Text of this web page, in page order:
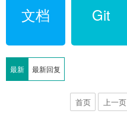
文档 Git
最新 最新回复
首页 上一页